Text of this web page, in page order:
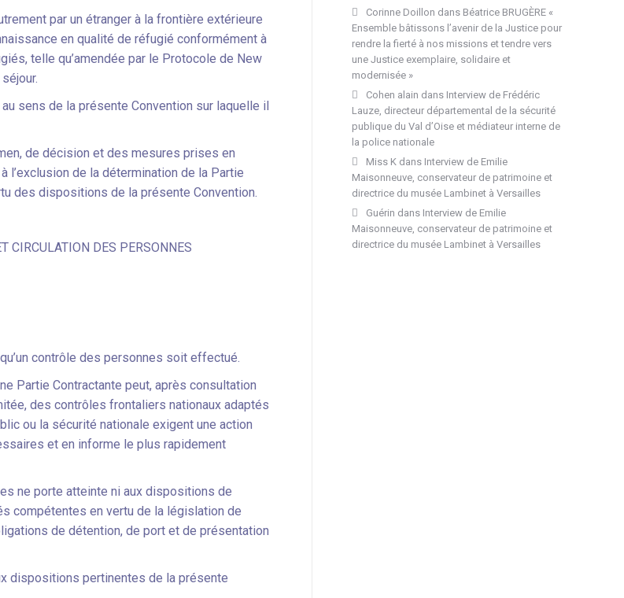
par un étranger à la frontière extérieure
en qualité de réfugié conformément à
telle qu’amendée par le Protocole de New
sens de la présente Convention sur laquelle il
de décision et des mesures prises en
l’exclusion de la détermination de la Partie
des dispositions de la présente Convention.
CIRCULATION DES PERSONNES
contrôle des personnes soit effectué.
Partie Contractante peut, après consultation
des contrôles frontaliers nationaux adaptés
ou la sécurité nationale exigent une action
et en informe le plus rapidement
ne porte atteinte ni aux dispositions de
compétentes en vertu de la législation de
de détention, de port et de présentation
dispositions pertinentes de la présente
Corinne Doillon dans Béatrice BRUGÈRE «
Ensemble bâtissons l’avenir de la Justice pour
rendre la fierté à nos missions et tendre vers
une Justice exemplaire, solidaire et
modernisée »
Cohen alain dans Interview de Frédéric
Lauze, directeur départemental de la sécurité
publique du Val d’Oise et médiateur interne de
la police nationale
Miss K dans Interview de Emilie
Maisonneuve, conservateur de patrimoine et
directrice du musée Lambinet à Versailles
Guérin dans Interview de Emilie
Maisonneuve, conservateur de patrimoine et
directrice du musée Lambinet à Versailles